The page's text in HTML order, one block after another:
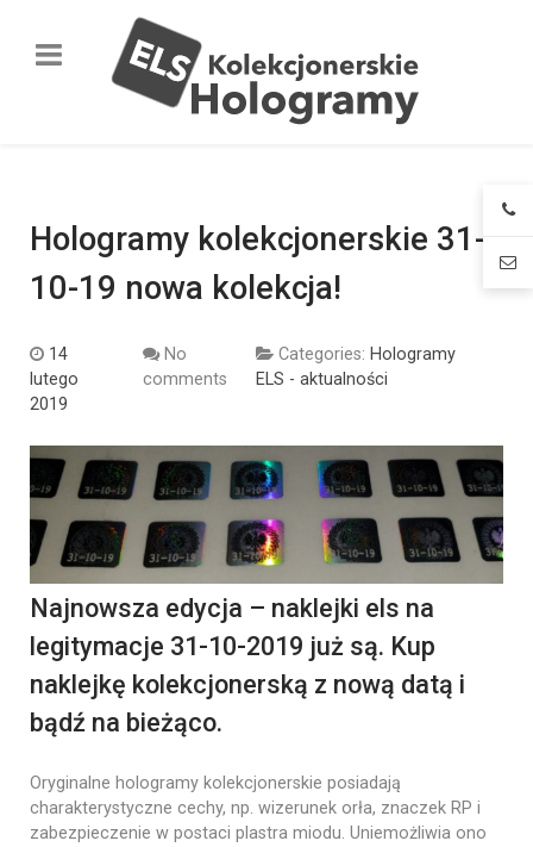
Hologramy kolekcjonerskie 31-
10-19 nowa kolekcja!
14
lutego
2019
No
comments
Categories: Hologramy
ELS - aktualności
Najnowsza edycja – naklejki els na
legitymacje 31-10-2019 już są. Kup
naklejkę kolekcjonerską z nową datą i
bądź na bieżąco.
Oryginalne hologramy kolekcjonerskie posiadają
charakterystyczne cechy, np. wizerunek orła, znaczek RP i
zabezpieczenie w postaci plastra miodu. Uniemożliwia ono